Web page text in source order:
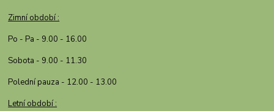
Zimní období :
Po - Pa - 9.00 - 16.00
Sobota - 9.00 - 11.30
Polední pauza - 12.00 - 13.00
Letní období :